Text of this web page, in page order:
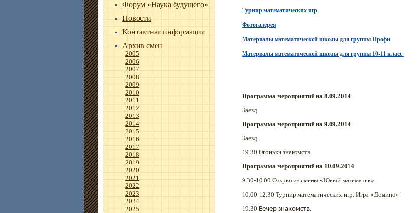
Форум «Наука будущего»
Новости
Контактная информация
Архив смен
2005
2006
2007
2008
2009
2010
2011
2012
2013
2014
2015
2016
2017
2018
2019
2020
2021
2022
2023
2024
2025
Турнир математических игр
Фотогалерея
Материалы математической школы для группы Профи
Материалы математической школы для группы 10-11 класс
Программа мероприятий на 8.09.2014
Заезд.
Программа мероприятий на 9.09.2014
Заезд.
19.30 Огоньки знакомств.
Программа мероприятий на 10.09.2014
9.30-10.00 Открытие смены «Юный математик»
10.00-12.30 Турнир математических игр. Игра «Домино»
19.30 Вечер знакомств.